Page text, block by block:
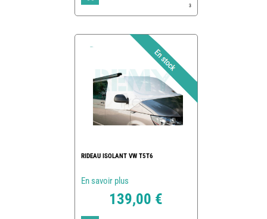
3
RIDEAU ISOLANT VW T5T6
En savoir plus
139,00 €